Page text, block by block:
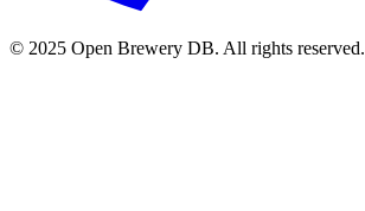
© 2025 Open Brewery DB. All rights reserved.